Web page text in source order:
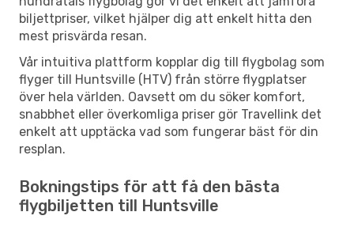
biljettpriser, vilket hjälper dig att enkelt hitta den
mest prisvärda resan.
Vår intuitiva plattform kopplar dig till flygbolag som
flyger till Huntsville (HTV) från större flygplatser
över hela världen. Oavsett om du söker komfort,
snabbhet eller överkomliga priser gör Travellink det
enkelt att upptäcka vad som fungerar bäst för din
resplan.
Bokningstips för att få den bästa
flygbiljetten till Huntsville